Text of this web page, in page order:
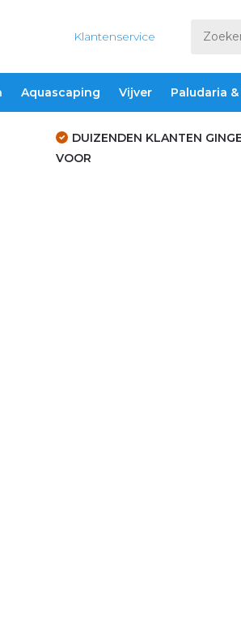
Klantenservice
Aquascaping Vijver Paludaria
DUIZENDEN KLANTEN
VOOR